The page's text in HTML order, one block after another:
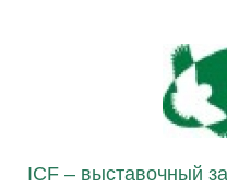
ICF – выставочный